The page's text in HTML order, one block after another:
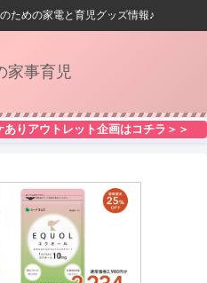
ための家電と育児グッズ情報♪
家事育児
りアウトレット企画はコチラ＞＞